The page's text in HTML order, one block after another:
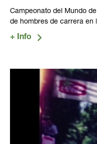
Campeonato del Mundo
de hombres de carrera en